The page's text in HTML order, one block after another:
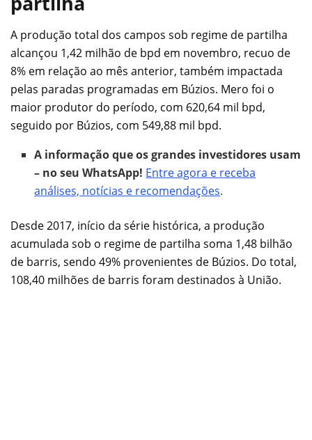
A produção total dos campos sob regime de partilha
alcançou 1,42 milhão de bpd em novembro, recuo de
8% em relação ao mês anterior, também impactada
pelas paradas programadas em Búzios. Mero foi o
maior produtor do período, com 620,64 mil bpd,
seguido por Búzios, com 549,88 mil bpd.
A informação que os grandes investidores usam
– no seu WhatsApp! Entre agora e receba
análises, notícias e recomendações.
Desde 2017, início da série histórica, a produção
acumulada sob o regime de partilha soma 1,48 bilhão
de barris, sendo 49% provenientes de Búzios. Do total,
108,40 milhões de barris foram destinados à União.